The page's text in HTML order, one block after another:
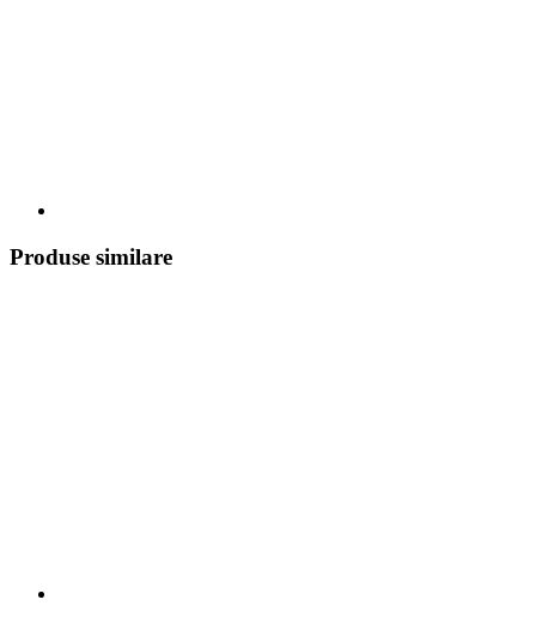
Produse similare